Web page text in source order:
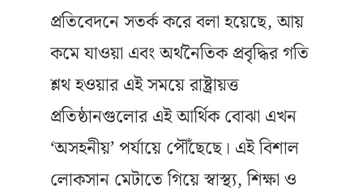
প্রতিবেদনে সতর্ক করে বলা হয়েছে, আয়
কমে যাওয়া এবং অর্থনৈতিক প্রবৃদ্ধির গতি
শ্লথ হওয়ার এই সময়ে রাষ্ট্রায়ত্ত
প্রতিষ্ঠানগুলোর এই আর্থিক বোঝা এখন
‘অসহনীয়’ পর্যায়ে পৌঁছেছে। এই বিশাল
লোকসান মেটাতে গিয়ে স্বাস্থ্য, শিক্ষা ও